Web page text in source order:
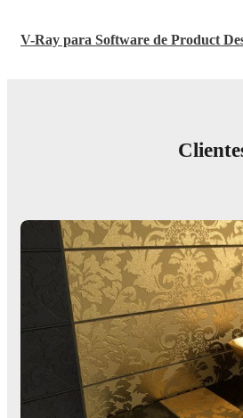
V-Ray para Software de Product